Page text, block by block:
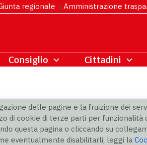
delle pagine e la fruizione dei
di cookie di terze parti per funzionalità
questa pagina o cliccando su
eventualmente disabilitarli, leggi la
regionale | Amministrazione